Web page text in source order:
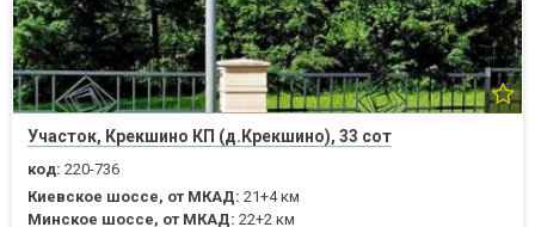
Участок, Крекшино КП (д.Крекшино), 33 сот
код: 220-736
Киевское шоссе, от МКАД: 21+4 км
Минское шоссе, от МКАД: 22+2 км